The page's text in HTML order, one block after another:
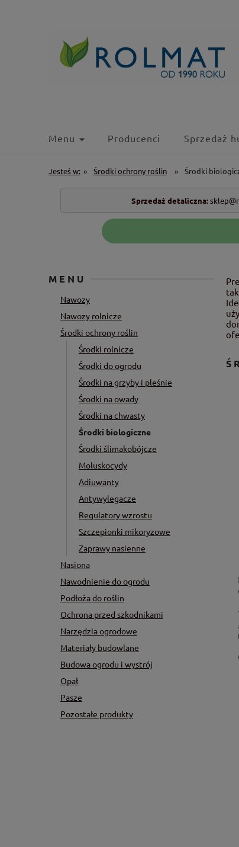
Menu Producenci Sprzedaż
Jesteś w: » Środki ochrony roślin » Środki
Sprzedaż detaliczna:
MENU
Nawozy
Nawozy rolnicze
Środki ochrony roślin
Środki rolnicze
Środki do ogrodu
Środki na grzyby i pleśnie
Środki na owady
Środki na chwasty
Środki biologiczne
Środki ślimakobójcze
Moluskocydy
Adiuwanty
Antywylegacze
Regulatory wzrostu
Szczepionki mikoryzowe
Zaprawy nasienne
Nasiona
Nawodnienie do ogrodu
Podłoża do roślin
Ochrona przed szkodnikami
Narzędzia ogrodowe
Materiały budowlane
Budowa ogrodu i wystrój
Opał
Pasze
Pozostałe produkty